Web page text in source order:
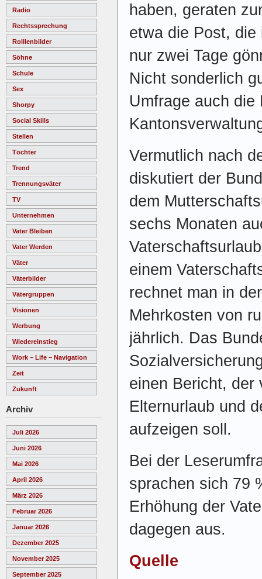
Radio
Rechtssprechung
Rolllenbilder
Söhne
Schule
Sex
Shorpy
Social Skills
Stellen
Töchter
Trend
Trennungsväter
TV
Unternehmen
Vater Bleiben
Vater Werden
Väter
Väterbilder
Vätergruppen
Visionen
Werbung
Wiedereinstieg
Work – Life – Navigation
Zeit
Zukunft
Archiv
Juli 2026
Juni 2026
Mai 2026
April 2026
März 2026
Februar 2026
Januar 2026
Dezember 2025
November 2025
September 2025
haben, geraten
etwa die Post, die
nur zwei Tage
Nicht sonderlich
Umfrage auch die
Vermutlich nach
diskutiert der
dem
sechs Monaten
einem
rechnet man in
Mehrkosten von
jährlich. Das
einen Bericht, der
Elternurlaub und
aufzeigen soll.
Bei der
sprachen sich 79
Erhöhung der
dagegen aus.
Quelle